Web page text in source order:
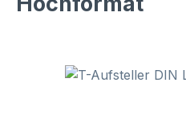
Bildergalerie überspringen